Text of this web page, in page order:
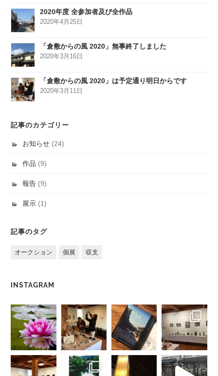
2020年度 全参加者及び全作品
2020年4月25日
「倉敷からの風 2020」無事終了しました
2020年3月16日
「倉敷からの風 2020」は予定通り明日からです
2020年3月11日
記事のカテゴリー
お知らせ (24)
作品 (9)
報告 (9)
展示 (1)
記事のタグ
オークション 個展 収支
INSTAGRAM